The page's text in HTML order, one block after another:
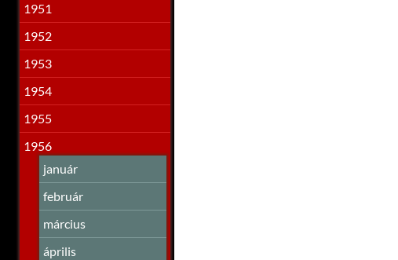
1951
1952
1953
1954
1955
1956
január
február
március
április